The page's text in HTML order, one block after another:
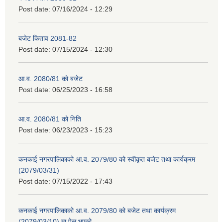
Post date: 07/16/2024 - 12:29
बजेट किताव 2081-82
Post date: 07/15/2024 - 12:30
आ.व. 2080/81 को बजेट
Post date: 06/25/2023 - 16:58
आ.व. 2080/81 को निति
Post date: 06/23/2023 - 15:23
कनकाई नगरपालिकाको आ.व. 2079/80 को स्वीकृत बजेट तथा कार्यक्रम
(2079/03/31)
Post date: 07/15/2022 - 17:43
कनकाई नगरपालिकाको आ.व. 2079/80 को बजेट तथा कार्यक्रम